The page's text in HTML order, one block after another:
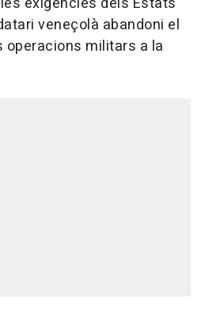
veneçolà abandoni el
militars a la